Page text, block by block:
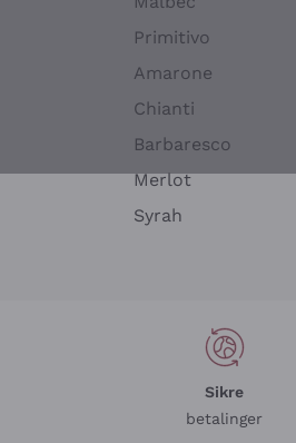
Primitivo
Amarone
Chianti
Barbaresco
Merlot
Syrah
Sikre
betalinger